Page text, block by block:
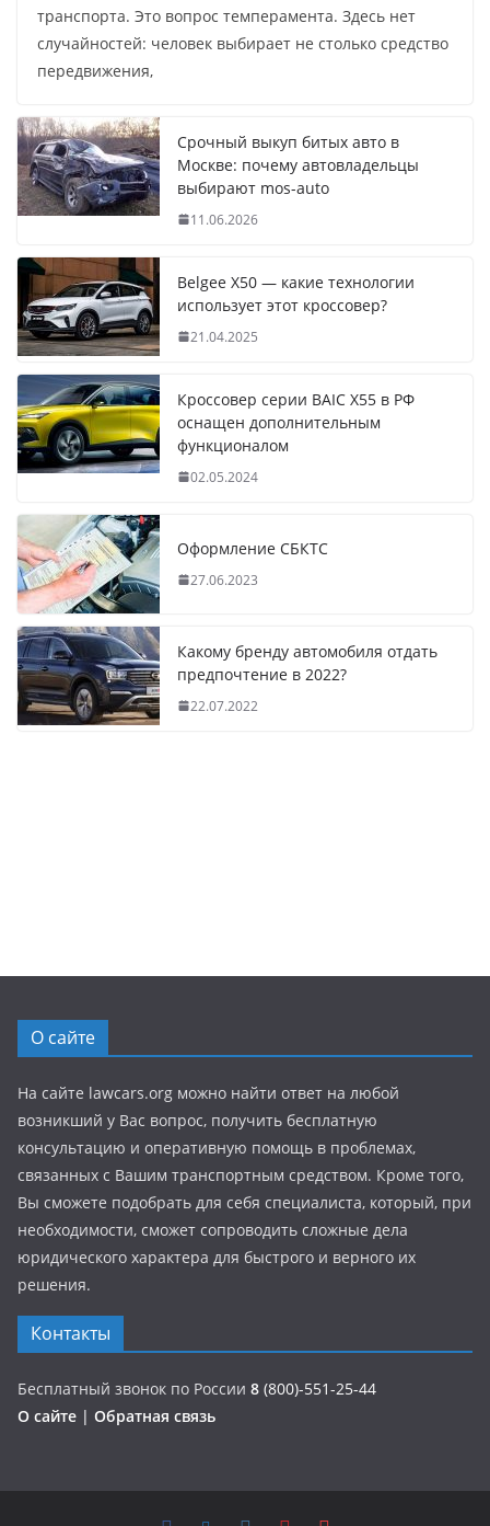
транспорта. Это вопрос темперамента. Здесь нет
случайностей: человек выбирает не столько средство
передвижения,
Срочный выкуп битых авто в
Москве: почему автовладельцы
выбирают mos-auto
11.06.2026
Belgee X50 — какие технологии
использует этот кроссовер?
21.04.2025
Кроссовер серии BAIC X55 в РФ
оснащен дополнительным
функционалом
02.05.2024
Оформление СБКТС
27.06.2023
Какому бренду автомобиля отдать
предпочтение в 2022?
22.07.2022
О сайте
На сайте lawcars.org можно найти ответ на любой
возникший у Вас вопрос, получить бесплатную
консультацию и оперативную помощь в проблемах,
связанных с Вашим транспортным средством. Кроме того,
Вы сможете подобрать для себя специалиста, который, при
необходимости, сможет сопроводить сложные дела
юридического характера для быстрого и верного их
решения.
Контакты
Бесплатный звонок по России 8 (800)-551-25-44
О сайте | Обратная связь